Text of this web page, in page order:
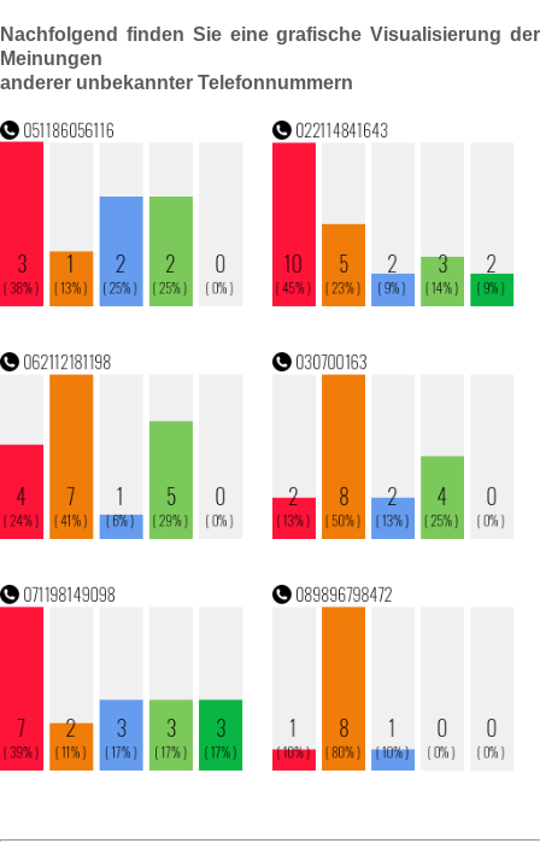
Nachfolgend finden Sie eine grafische Visualisierung der
Meinungen
anderer unbekannter Telefonnummern